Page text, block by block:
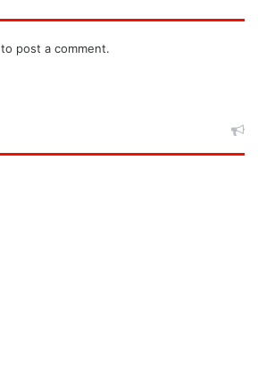
to post a comment.